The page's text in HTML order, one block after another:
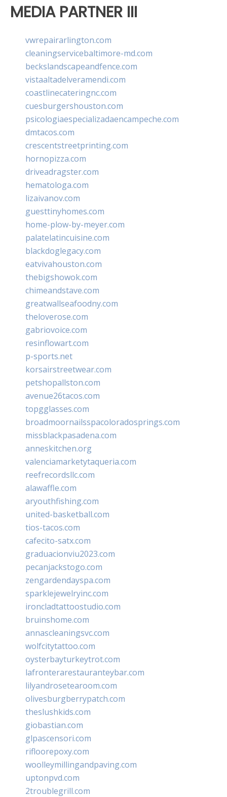
MEDIA PARTNER III
vwrepairarlington.com
cleaningservicebaltimore-md.com
beckslandscapeandfence.com
vistaaltadelveramendi.com
coastlinecateringnc.com
cuesburgershouston.com
psicologiaespecializadaencampeche.com
dmtacos.com
crescentstreetprinting.com
hornopizza.com
driveadragster.com
hematologa.com
lizaivanov.com
guesttinyhomes.com
home-plow-by-meyer.com
palatelatincuisine.com
blackdoglegacy.com
eatvivahouston.com
thebigshowok.com
chimeandstave.com
greatwallseafoodny.com
theloverose.com
gabriovoice.com
resinflowart.com
p-sports.net
korsairstreetwear.com
petshopallston.com
avenue26tacos.com
topgglasses.com
broadmoornailsspacoloradosprings.com
missblackpasadena.com
anneskitchen.org
valenciamarketytaqueria.com
reefrecordsllc.com
alawaffle.com
aryouthfishing.com
united-basketball.com
tios-tacos.com
cafecito-satx.com
graduacionviu2023.com
pecanjackstogo.com
zengardendayspa.com
sparklejewelryinc.com
ironcladtattoostudio.com
bruinshome.com
annascleaningsvc.com
wolfcitytattoo.com
oysterbayturkeytrot.com
lafronterarestauranteybar.com
lilyandrosetearoom.com
olivesburgberrypatch.com
theslushkids.com
giobastian.com
glpascensori.com
rifloorepoxy.com
woolleymillingandpaving.com
uptonpvd.com
2troublegrill.com